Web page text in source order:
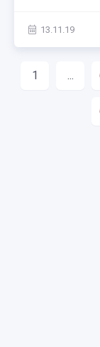
13.11.19
1 ...